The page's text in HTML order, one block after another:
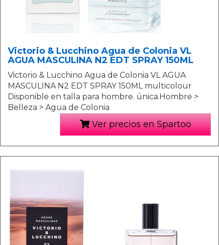
Victorio & Lucchino Agua de Colonia VL
AGUA MASCULINA N2 EDT SPRAY 150ML
Victorio & Lucchino Agua de Colonia VL AGUA
MASCULINA N2 EDT SPRAY 150ML multicolour
Disponible en talla para hombre. única.Hombre >
Belleza > Agua de Colonia
Ver precios en Spartoo